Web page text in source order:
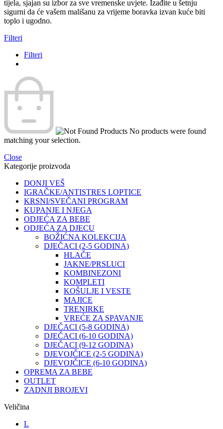
tijela, sjajan su izbor za sve vremenske uvjete. Izađite u šetnju
sigurni da će vašem mališanu za vrijeme boravka izvan kuće biti
toplo i ugodno.
Filteri
Filteri
No products were found
matching your selection.
Close
Kategorije proizvoda
DONJI VEŠ
IGRAČKE/ANTISTRES LOPTICE
KRSNI/SVEČANI PROGRAM
KUPANJE I NJEGA
ODJEĆA ZA BEBE
ODJEĆA ZA DJECU
BOŽIĆNA KOLEKCIJA
DJEČACI (2-5 GODINA)
HLAČE
JAKNE/PRSLUCI
KOMBINEZONI
KOMPLETI
KOŠULJE I VESTE
MAJICE
TRENIRKE
VREĆE ZA SPAVANJE
DJEČACI (5-8 GODINA)
DJEČACI (6-10 GODINA)
DJEČACI (9-12 GODINA)
DJEVOJČICE (2-5 GODINA)
DJEVOJČICE (6-10 GODINA)
OPREMA ZA BEBE
OUTLET
ZADNJI BROJEVI
Veličina
L